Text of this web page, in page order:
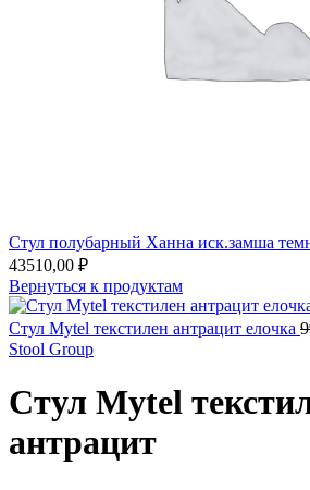
Стул полубарный Ханна иск.замша
43510,00 ₽
Вернуться к продуктам
Стул Mytel текстилен антрацит елочка
Stool Group
Стул Mytel
антрацит